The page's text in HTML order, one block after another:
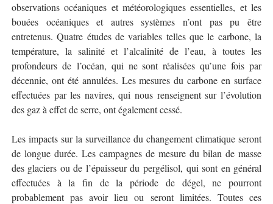
observations océaniques et météorologiques essentielles, et les
bouées océaniques et autres systèmes n’ont pas pu être
entretenus. Quatre études de variables telles que le carbone, la
température, la salinité et l’alcalinité de l’eau, à toutes les
profondeurs de l’océan, qui ne sont réalisées qu’une fois par
décennie, ont été annulées. Les mesures du carbone en surface
effectuées par les navires, qui nous renseignent sur l’évolution
des gaz à effet de serre, ont également cessé.
Les impacts sur la surveillance du changement climatique seront
de longue durée. Les campagnes de mesure du bilan de masse
des glaciers ou de l’épaisseur du pergélisol, qui sont en général
effectuées à la fin de la période de dégel, ne pourront
probablement pas avoir lieu ou seront limitées. Toutes ces